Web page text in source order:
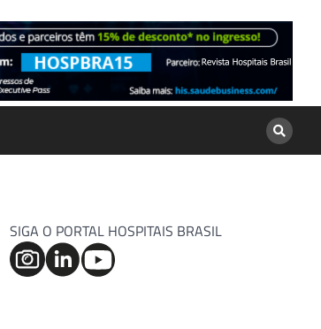
SIGA O PORTAL HOSPITAIS BRASIL